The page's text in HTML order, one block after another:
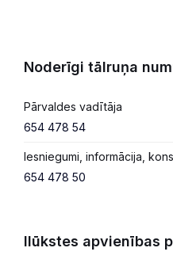
Noderīgi tālruņa
Pārvaldes vadītāja
654 478 54
Iesniegumi, informācija,
654 478 50
Ilūkstes apvienības